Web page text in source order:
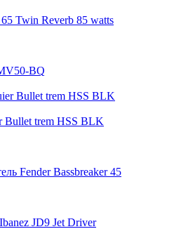
Twin Reverb 85 watts
BQ
Bullet trem HSS BLK
Fender Bassbreaker 45
JD9 Jet Driver